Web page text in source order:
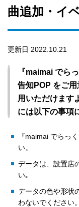
曲追加・イ
更新日 2022.10.21
『maimai でら
告知POP をご
用いただけます
には以下の事項
『maimai でらっ
い。
データは、設置店
い｡
データの色や形状
わないでください。